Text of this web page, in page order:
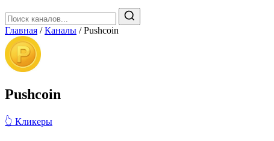
Главная / Каналы / Pushcoin
Pushcoin
👆 Кликеры